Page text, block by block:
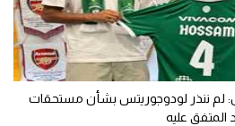
لم ننذر لودوجوريتس بشأن مستحقات
المتفق عليه